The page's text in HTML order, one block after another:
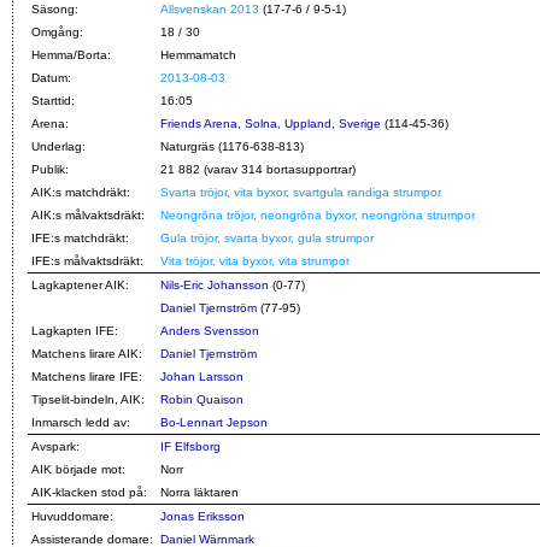
Säsong:
Allsvenskan 2013 (17-7-6 / 9-5-1)
Omgång:
18 / 30
Hemma/Borta:
Hemmamatch
Datum:
2013-08-03
Starttid:
16:05
Arena:
Friends Arena, Solna, Uppland, Sverige (114-45-36)
Underlag:
Naturgräs (1176-638-813)
Publik:
21 882 (varav 314 bortasupportrar)
AIK:s matchdräkt:
Svarta tröjor, vita byxor, svartgula randiga strumpor
AIK:s målvaktsdräkt:
Neongröna tröjor, neongröna byxor, neongröna strumpor
IFE:s matchdräkt:
Gula tröjor, svarta byxor, gula strumpor
IFE:s målvaktsdräkt:
Vita tröjor, vita byxor, vita strumpor
Lagkaptener AIK:
Nils-Eric Johansson (0-77)
Daniel Tjernström (77-95)
Lagkapten IFE:
Anders Svensson
Matchens lirare AIK:
Daniel Tjernström
Matchens lirare IFE:
Johan Larsson
Tipselit-bindeln, AIK:
Robin Quaison
Inmarsch ledd av:
Bo-Lennart Jepson
Avspark:
IF Elfsborg
AIK började mot:
Norr
AIK-klacken stod på:
Norra läktaren
Huvuddomare:
Jonas Eriksson
Assisterande domare:
Daniel Wärnmark